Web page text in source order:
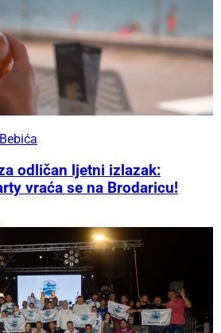
odličan ljetni izlazak:
vraća se na Brodaricu!